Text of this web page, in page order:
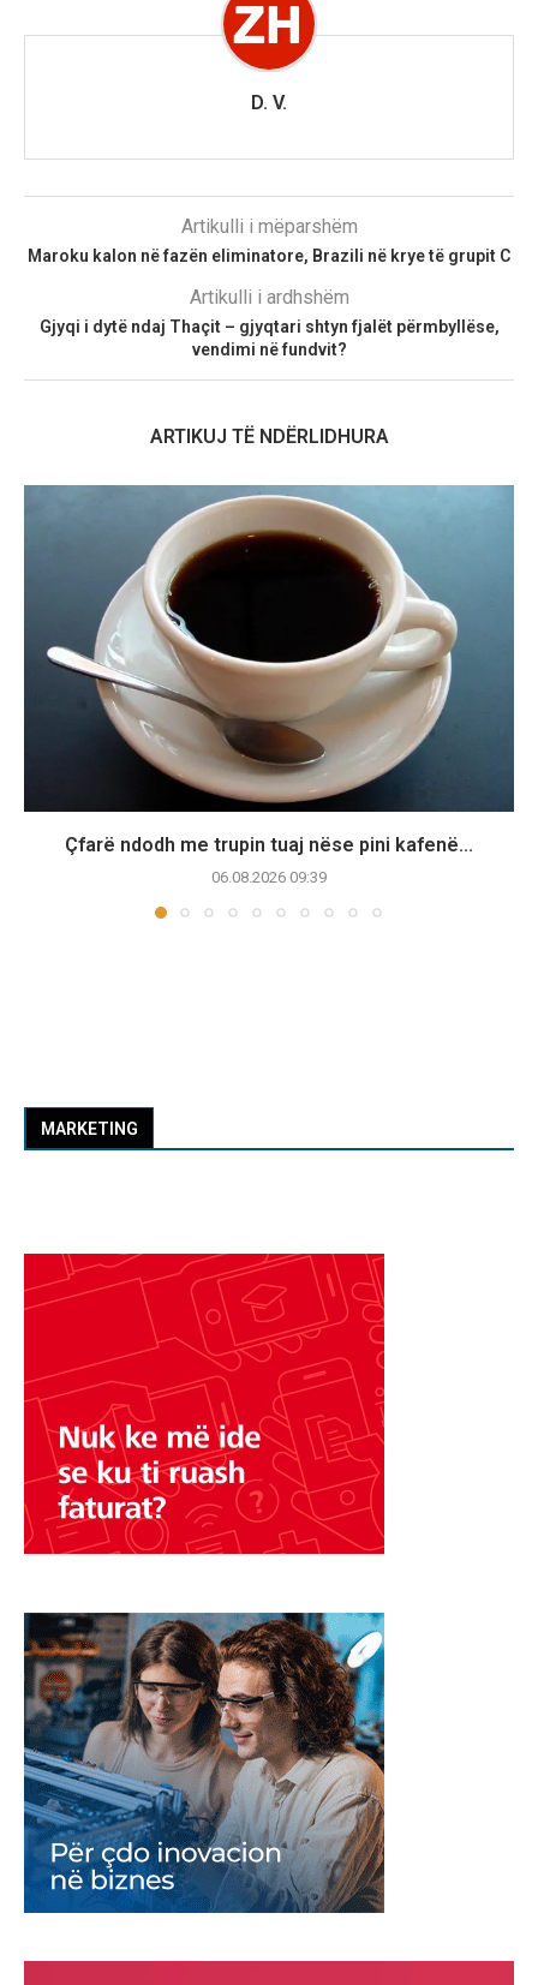
D. V.
Artikulli i mëparshëm
Maroku kalon në fazën eliminatore, Brazili në krye të grupit C
Artikulli i ardhshëm
Gjyqi i dytë ndaj Thaçit – gjyqtari shtyn fjalët përmbyllëse,
vendimi në fundvit?
ARTIKUJ TË NDËRLIDHURA
Çfarë ndodh me trupin tuaj nëse pini kafenë...
06.08.2026 09:39
MARKETING